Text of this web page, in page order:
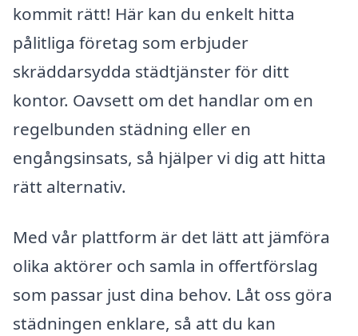
kommit rätt! Här kan du enkelt hitta
pålitliga företag som erbjuder
skräddarsydda städtjänster för ditt
kontor. Oavsett om det handlar om en
regelbunden städning eller en
engångsinsats, så hjälper vi dig att hitta
rätt alternativ.
Med vår plattform är det lätt att jämföra
olika aktörer och samla in offertförslag
som passar just dina behov. Låt oss göra
städningen enklare, så att du kan